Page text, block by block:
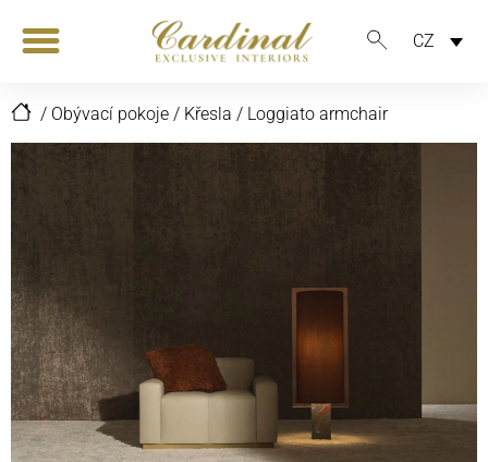
CZ
/ Obývací pokoje / Křesla / Loggiato armchair